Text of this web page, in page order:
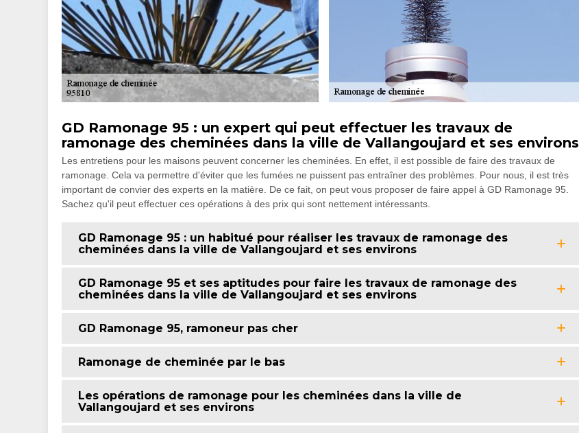
GD Ramonage 95 : un expert qui peut effectuer les travaux de
ramonage des cheminées dans la ville de Vallangoujard et ses environs
Les entretiens pour les maisons peuvent concerner les cheminées. En effet, il est possible de faire des travaux de
ramonage. Cela va permettre d'éviter que les fumées ne puissent pas entraîner des problèmes. Pour nous, il est très
important de convier des experts en la matière. De ce fait, on peut vous proposer de faire appel à GD Ramonage 95.
Sachez qu'il peut effectuer ces opérations à des prix qui sont nettement intéressants.
GD Ramonage 95 : un habitué pour réaliser les travaux de ramonage des
cheminées dans la ville de Vallangoujard et ses environs
GD Ramonage 95 et ses aptitudes pour faire les travaux de ramonage des
cheminées dans la ville de Vallangoujard et ses environs
GD Ramonage 95, ramoneur pas cher
Ramonage de cheminée par le bas
Les opérations de ramonage pour les cheminées dans la ville de
Vallangoujard et ses environs